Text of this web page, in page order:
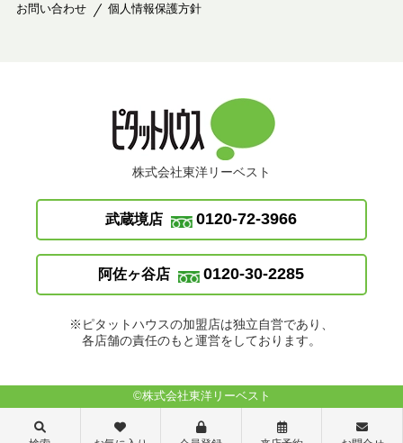
お問い合わせ
個人情報保護方針
株式会社東洋リーベスト
武蔵境店 0120-72-3966
阿佐ヶ谷店 0120-30-2285
※ピタットハウスの加盟店は独立自営であり、
各店舗の責任のもと運営をしております。
©株式会社東洋リーベスト